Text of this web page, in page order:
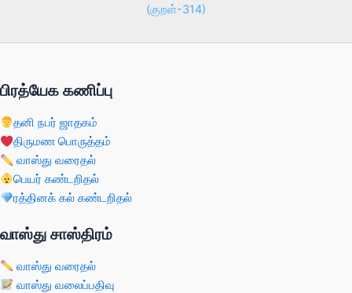
(குறள்-314)
பிரத்யேக கணிப்பு
தனி நபர் ஜாதகம்
திருமண பொருத்தம்
வாஸ்து வரைதல்
பெயர் கண்டறிதல்
ரத்தினக் கல் கண்டறிதல்
வாஸ்து சாஸ்திரம்
வாஸ்து வரைதல்
வாஸ்து வலைப்பதிவு